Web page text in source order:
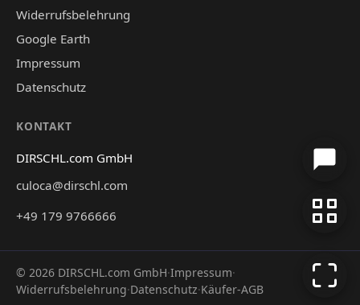
Widerrufsbelehrung
Google Earth
Impressum
Datenschutz
KONTAKT
DIRSCHL.com GmbH
culoca@dirschl.com
+49 179 9766666
© 2026 DIRSCHL.com GmbH·Impressum·
Widerrufsbelehrung·Datenschutz·Käufer-AGB